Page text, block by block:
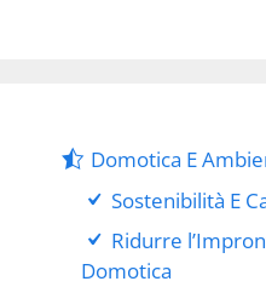
Domotica E
Sostenibilità E
Ridurre
Domotica